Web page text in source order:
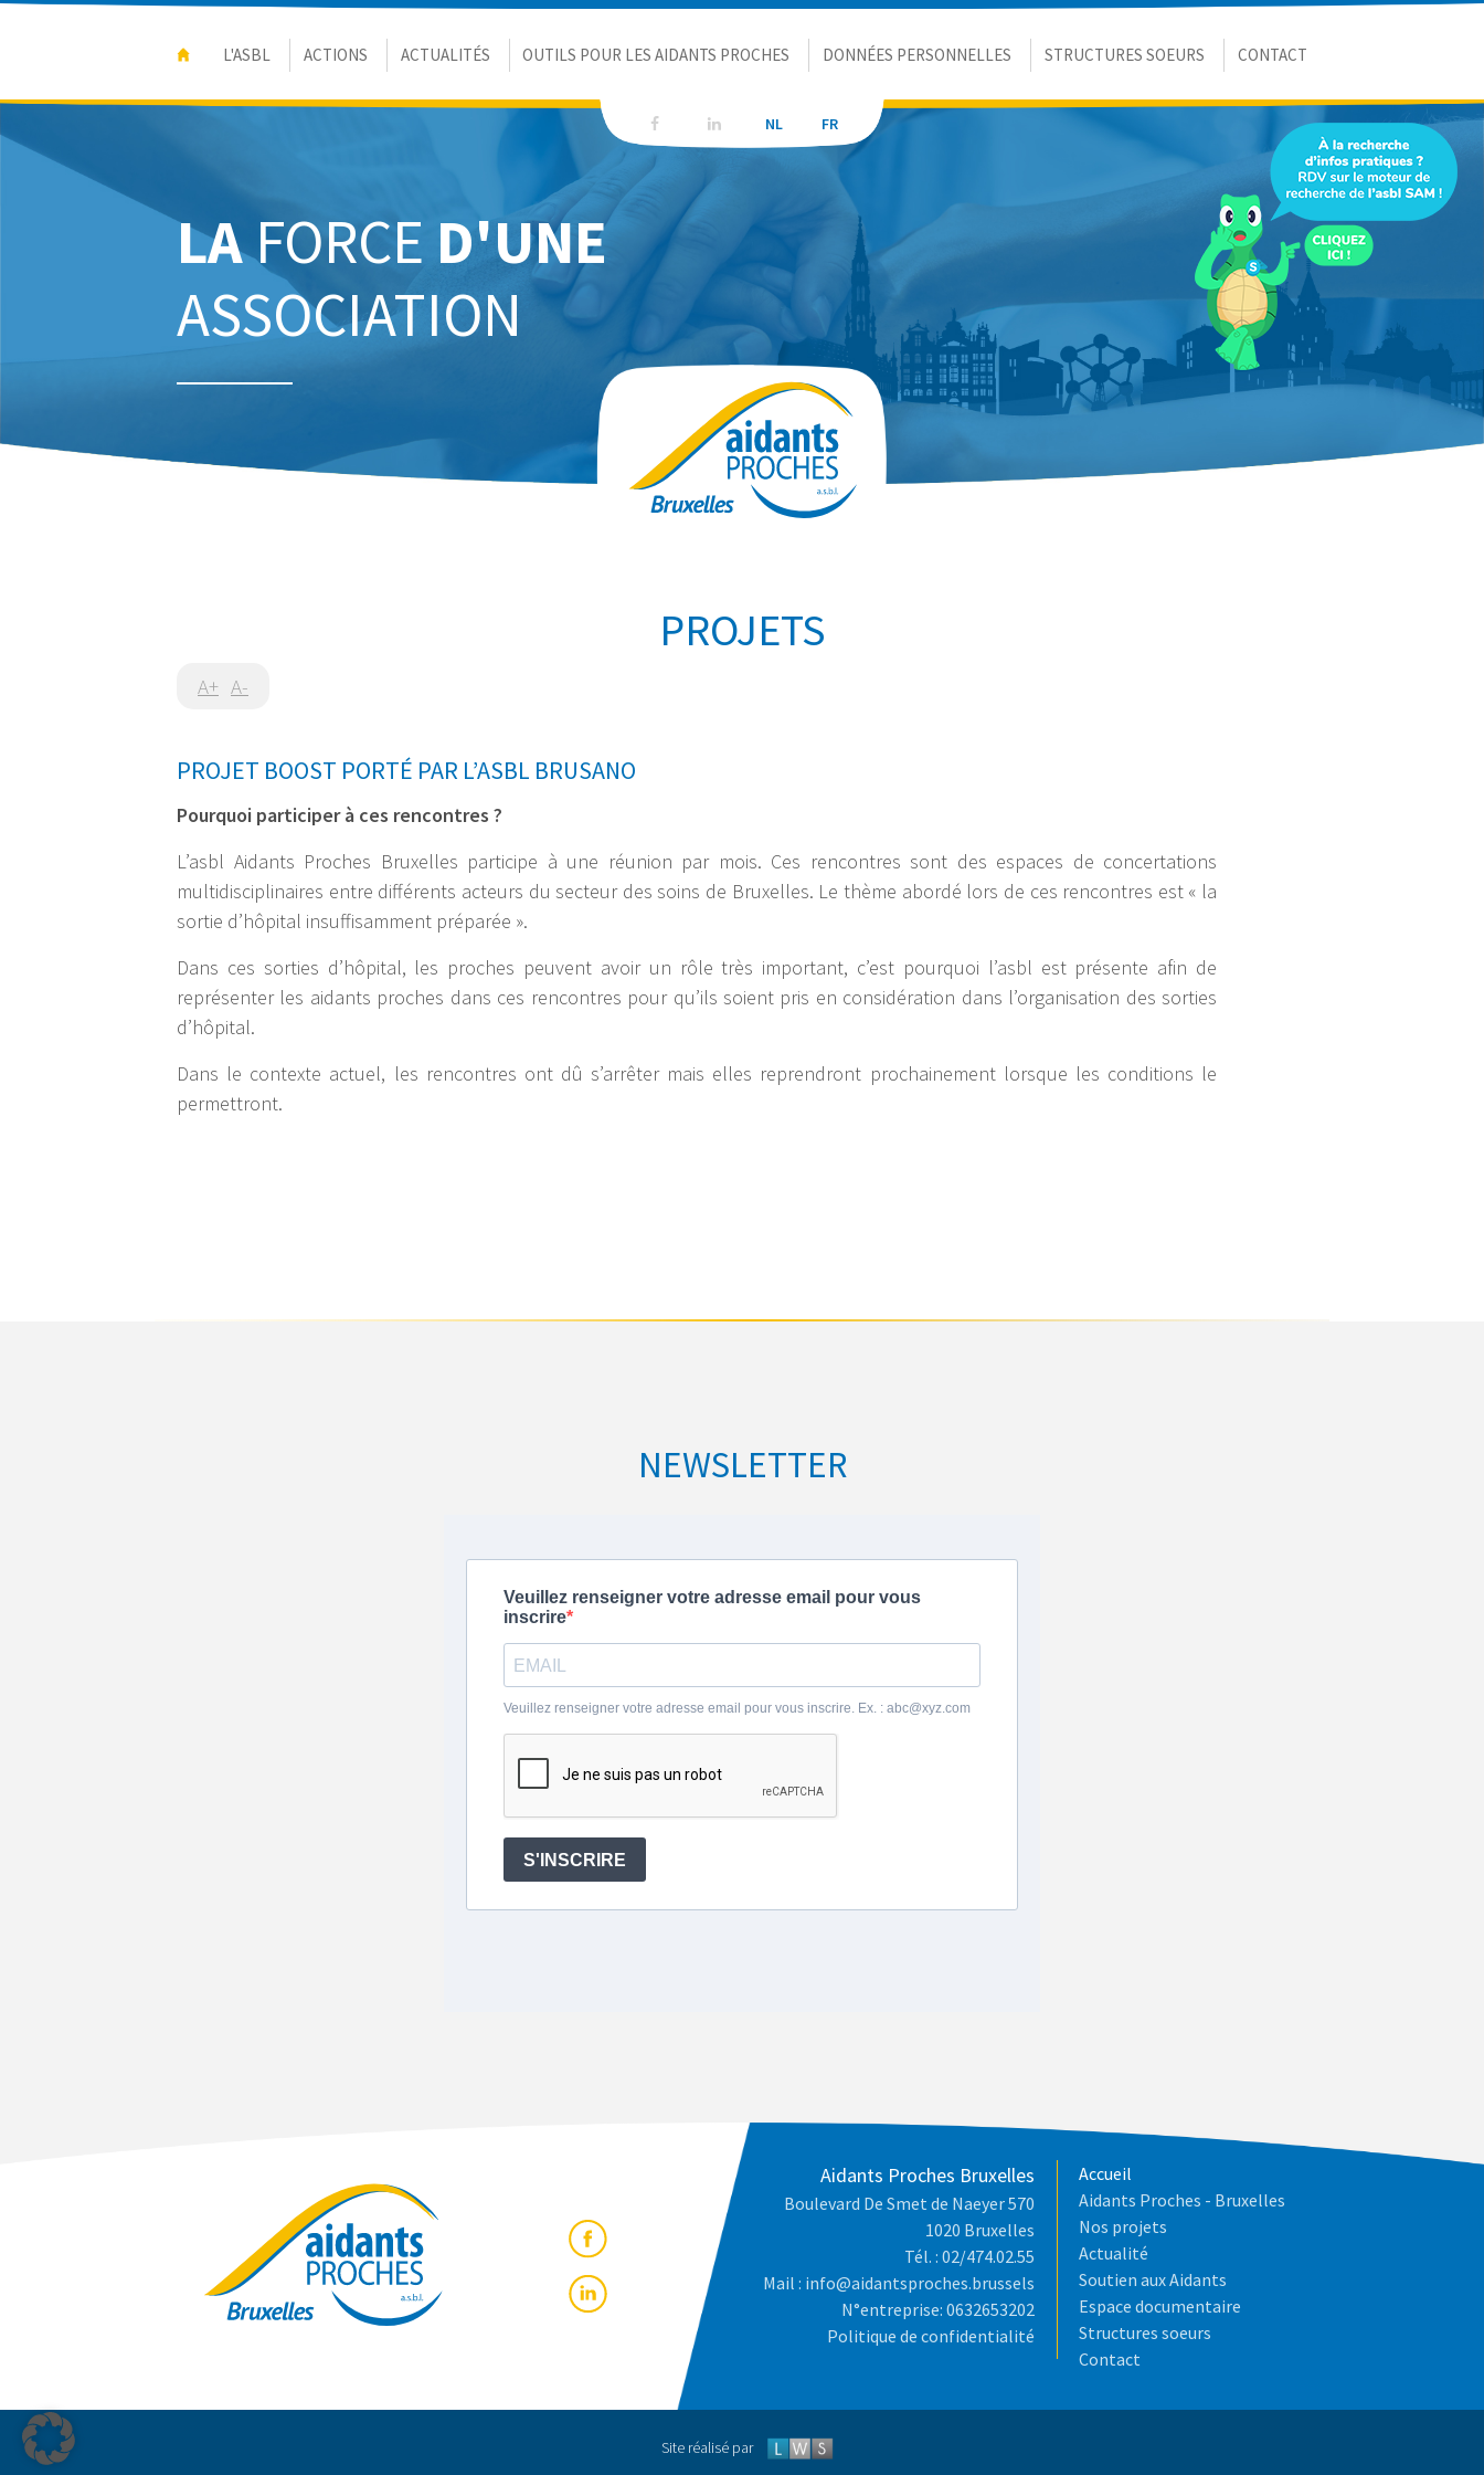
NL FR
L'ASBL ACTIONS ACTUALITÉS OUTILS POUR LES AIDANTS PROCHES DONNÉES PERSONNELLES STRUCTURES SOEURS CONTACT
NL FR
LAFORCE D'UNE
ASSOCIATION
PROJETS
A+ A-
PROJET BOOST PORTÉ PAR L’ASBL BRUSANO
Pourquoi participer à ces rencontres ?
L’asbl Aidants Proches Bruxelles participe à une réunion par mois. Ces rencontres sont des espaces de concertations
multidisciplinaires entre différents acteurs du secteur des soins de Bruxelles. Le thème abordé lors de ces rencontres est « la
sortie d’hôpital insuffisamment préparée ».
Dans ces sorties d’hôpital, les proches peuvent avoir un rôle très important, c’est pourquoi l’asbl est présente afin de
représenter les aidants proches dans ces rencontres pour qu’ils soient pris en considération dans l’organisation des sorties
d’hôpital.
Dans le contexte actuel, les rencontres ont dû s’arrêter mais elles reprendront prochainement lorsque les conditions le
permettront.
NEWSLETTER
Aidants Proches Bruxelles
Boulevard De Smet de Naeyer 570
1020 Bruxelles
Tél. : 02/474.02.55
Mail : info@aidantsproches.brussels
N°entreprise: 0632653202
Politique de confidentialité
Accueil
Aidants Proches - Bruxelles
Nos projets
Actualité
Soutien aux Aidants
Espace documentaire
Structures soeurs
Contact
Site réalisé par